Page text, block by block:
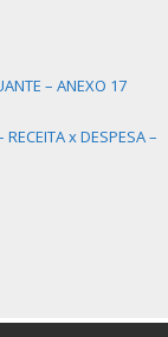
– ANEXO 17
x DESPESA –